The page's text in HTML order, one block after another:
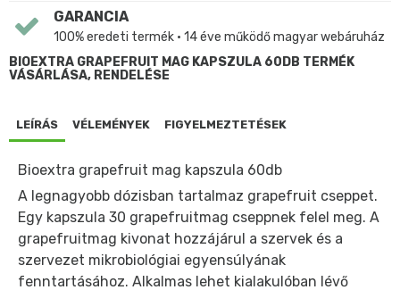
GARANCIA
100% eredeti termék • 14 éve működő magyar webáruház
BIOEXTRA GRAPEFRUIT MAG KAPSZULA 60DB TERMÉK
VÁSÁRLÁSA, RENDELÉSE
LEÍRÁS VÉLEMÉNYEK FIGYELMEZTETÉSEK
Bioextra grapefruit mag kapszula 60db
A legnagyobb dózisban tartalmaz grapefruit cseppet.
Egy kapszula 30 grapefruitmag cseppnek felel meg. A
grapefruitmag kivonat hozzájárul a szervek és a
szervezet mikrobiológiai egyensúlyának
fenntartásához. Alkalmas lehet kialakulóban lévő